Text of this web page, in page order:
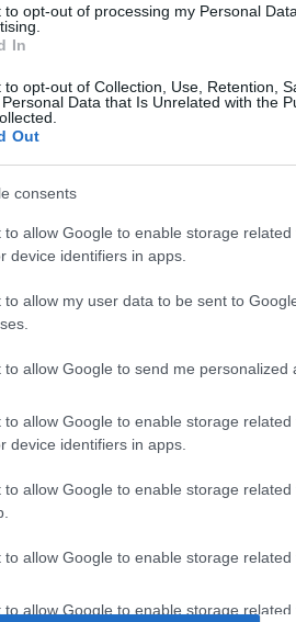
to opt-out of processing my Personal
In
to opt-out of Collection, Use, Retention,
Data that Is Unrelated with the
Out
consents
to allow Google to enable storage
device identifiers in apps.
to allow my user data to be sent to
to allow Google to send me personalized
to allow Google to enable storage
device identifiers in apps.
to allow Google to enable storage
to allow Google to enable storage related
to allow Google to enable storage
az egri vár udvara ad otthont
Gryllus Dorka és Simon
eleme az október 30. köré
szakmai konferenciát,